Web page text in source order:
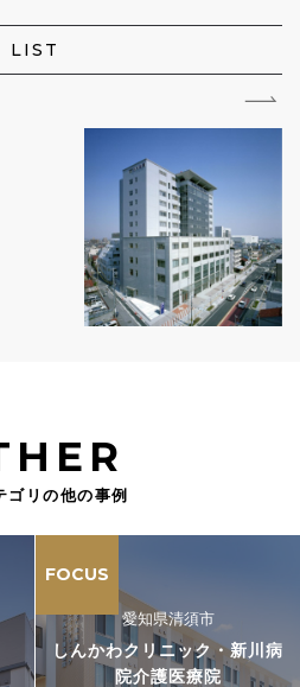
LIST
ゴリの他の事例
FOCUS
愛知県清須市
しんかわクリニック・新川病
院介護医療院